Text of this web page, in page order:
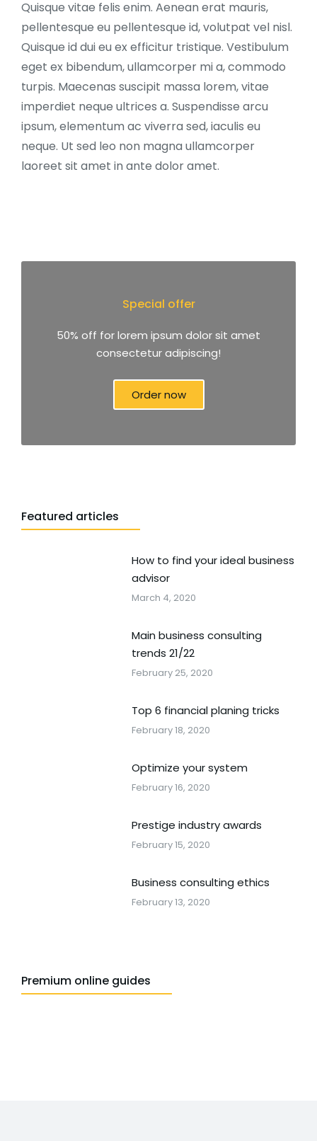
Quisque vitae felis enim. Aenean erat mauris,
pellentesque eu pellentesque id, volutpat vel nisl.
Quisque id dui eu ex efficitur tristique. Vestibulum
eget ex bibendum, ullamcorper mi a, commodo
turpis. Maecenas suscipit massa lorem, vitae
imperdiet neque ultrices a. Suspendisse arcu
ipsum, elementum ac viverra sed, iaculis eu
neque. Ut sed leo non magna ullamcorper
laoreet sit amet in ante dolor amet.
Special offer
50% off for lorem ipsum dolor sit amet
consectetur adipiscing!
Order now
Featured articles
How to find your ideal business
advisor
March 4, 2020
Main business consulting
trends 21/22
February 25, 2020
Top 6 financial planing tricks
February 18, 2020
Optimize your system
February 16, 2020
Prestige industry awards
February 15, 2020
Business consulting ethics
February 13, 2020
Premium online guides